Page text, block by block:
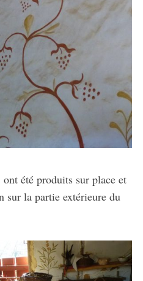
été produits sur place et
la partie extérieure du